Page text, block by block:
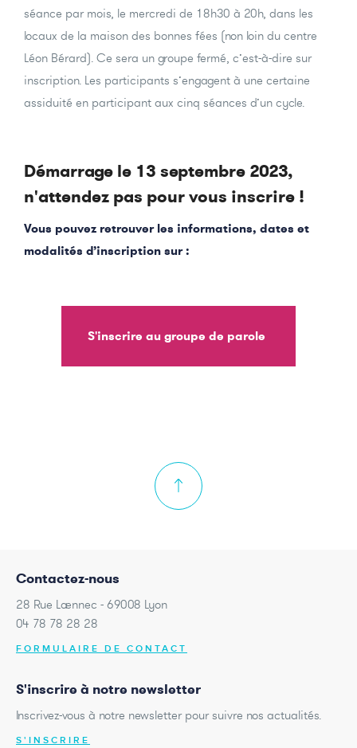
séance par mois, le mercredi de 18h30 à 20h, dans les
locaux de la maison des bonnes fées (non loin du centre
Léon Bérard). Ce sera un groupe fermé, c’est-à-dire sur
inscription. Les participants s’engagent à une certaine
assiduité en participant aux cinq séances d’un cycle.
Démarrage le 13 septembre 2023,
n'attendez pas pour vous inscrire !
Vous pouvez retrouver les informations, dates et
modalités d’inscription sur :
S'inscrire au groupe de parole
Contactez-nous
28 Rue Laennec - 69008 Lyon
04 78 78 28 28
FORMULAIRE DE CONTACT
S'inscrire à notre newsletter
Inscrivez-vous à notre newsletter pour suivre nos actualités.
S'INSCRIRE